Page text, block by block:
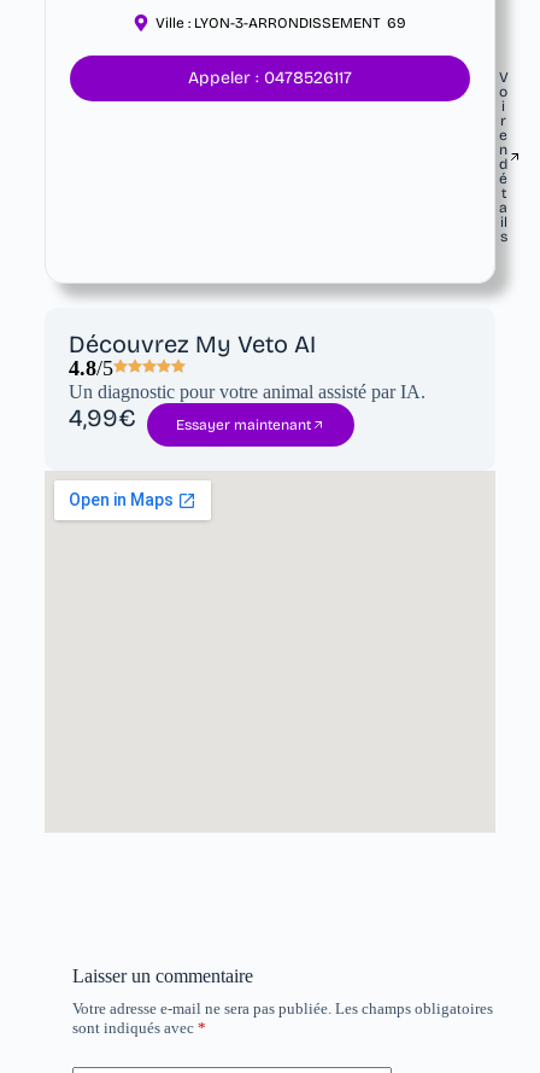
Ville : LYON-3-ARRONDISSEMENT 69
Appeler : 0478526117
V
o
i
r
e
n
d
é
t
a
il
s
Découvrez My Veto AI
4.8/5
Un diagnostic pour votre animal assisté par IA.
4,99€ Essayer maintenant
Laisser un commentaire
Votre adresse e-mail ne sera pas publiée. Les champs obligatoires
sont indiqués avec *